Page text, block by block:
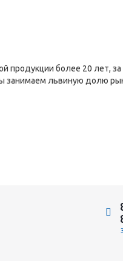
продукции более 20 лет,
занимаем львиную долю